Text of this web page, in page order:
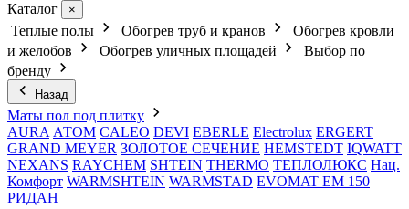
Каталог
×
Теплые полы Обогрев труб и кранов
Обогрев кровли
и желобов
Обогрев уличных площадей
Выбор по
бренду
Назад
Маты пол под плитку
AURA АТОМ CALEO DEVI EBERLE Electrolux ERGERT
GRAND MEYER ЗОЛОТОЕ СЕЧЕНИЕ HEMSTEDT IQWATT
NEXANS RAYCHEM SHTEIN THERMO ТЕПЛОЛЮКС Нац.
Комфорт WARMSHTEIN WARMSTAD EVOMAT EM 150
РИДАН